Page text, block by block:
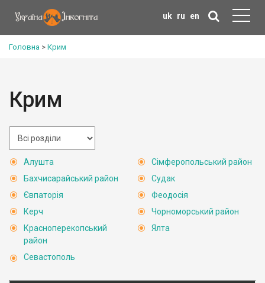
uk ru en
Головна > Крим
Крим
Алушта
Бахчисарайський район
Євпаторія
Керч
Красноперекопський
район
Севастополь
Сімферопольський район
Судак
Феодосія
Чорноморський район
Ялта